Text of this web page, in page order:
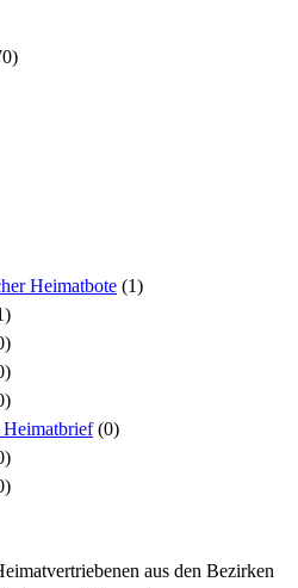
Heimatbote (1)
Heimatbrief (0)
aus den Bezirken